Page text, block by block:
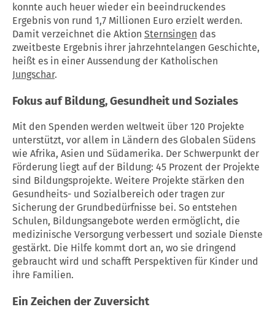
konnte auch heuer wieder ein beeindruckendes
Ergebnis von rund 1,7 Millionen Euro erzielt werden.
Damit verzeichnet die Aktion Sternsingen das
zweitbeste Ergebnis ihrer jahrzehntelangen Geschichte,
heißt es in einer Aussendung der Katholischen
Jungschar.
Fokus auf Bildung, Gesundheit und Soziales
Mit den Spenden werden weltweit über 120 Projekte
unterstützt, vor allem in Ländern des Globalen Südens
wie Afrika, Asien und Südamerika. Der Schwerpunkt der
Förderung liegt auf der Bildung: 45 Prozent der Projekte
sind Bildungsprojekte. Weitere Projekte stärken den
Gesundheits- und Sozialbereich oder tragen zur
Sicherung der Grundbedürfnisse bei. So entstehen
Schulen, Bildungsangebote werden ermöglicht, die
medizinische Versorgung verbessert und soziale Dienste
gestärkt. Die Hilfe kommt dort an, wo sie dringend
gebraucht wird und schafft Perspektiven für Kinder und
ihre Familien.
Ein Zeichen der Zuversicht